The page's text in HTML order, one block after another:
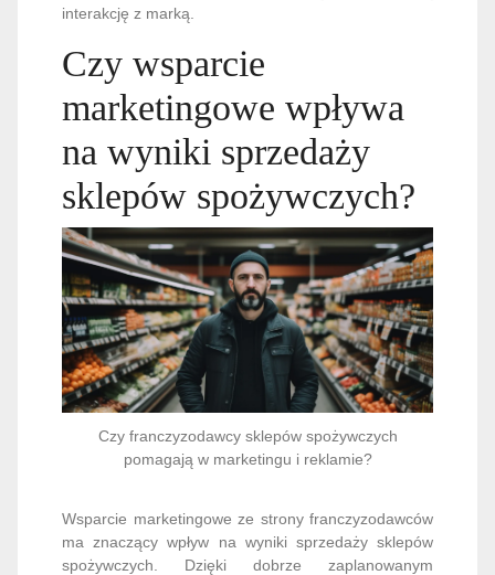
interakcję z marką.
Czy wsparcie
marketingowe wpływa
na wyniki sprzedaży
sklepów spożywczych?
Czy franczyzodawcy sklepów spożywczych
pomagają w marketingu i reklamie?
Wsparcie marketingowe ze strony franczyzodawców
ma znaczący wpływ na wyniki sprzedaży sklepów
spożywczych. Dzięki dobrze zaplanowanym